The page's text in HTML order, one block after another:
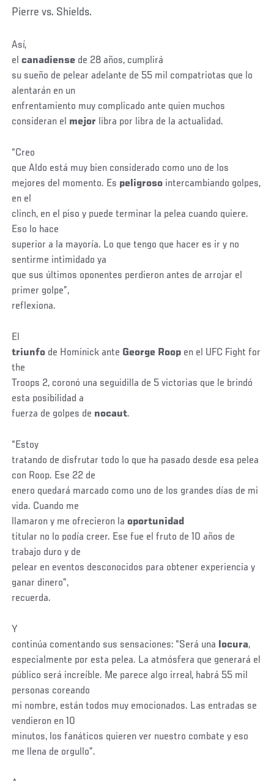
Pierre vs. Shields.
Así,
elcanadiense de 28 años, cumplirá
su sueño de pelear adelante de 55 mil compatriotas que lo
alentarán en un
enfrentamiento muy complicado ante quien muchos
consideran el mejor libra por libra de la actualidad.
“Creo
que Aldo está muy bien considerado como uno de los
mejores del momento. Es peligroso intercambiando golpes,
en el
clinch, en el piso y puede terminar la pelea cuando quiere.
Eso lo hace
superior a la mayoría. Lo que tengo que hacer es ir y no
sentirme intimidado ya
que sus últimos oponentes perdieron antes de arrojar el
primer golpe”,
reflexiona.
El
triunfo de Hominick ante George Roop en el UFC Fight for
the
Troops 2, coronó una seguidilla de 5 victorias que le brindó
esta posibilidad a
fuerza de golpes de nocaut.
“Estoy
tratando de disfrutar todo lo que ha pasado desde esa pelea
con Roop. Ese 22 de
enero quedará marcado como uno de los grandes días de mi
vida. Cuando me
llamaron y me ofrecieron laoportunidad
titular no lo podía creer. Ese fue el fruto de 10 años de
trabajo duro y de
pelear en eventos desconocidos para obtener experiencia y
ganar dinero”,
recuerda.
Y
continúa comentando sus sensaciones: “Será una locura,
especialmente por esta pelea. La atmósfera que generará el
público será increíble. Me parece algo irreal, habrá 55 mil
personas coreando
mi nombre, están todos muy emocionados. Las entradas se
vendieron en 10
minutos, los fanáticos quieren ver nuestro combate y eso
me llena de orgullo”.